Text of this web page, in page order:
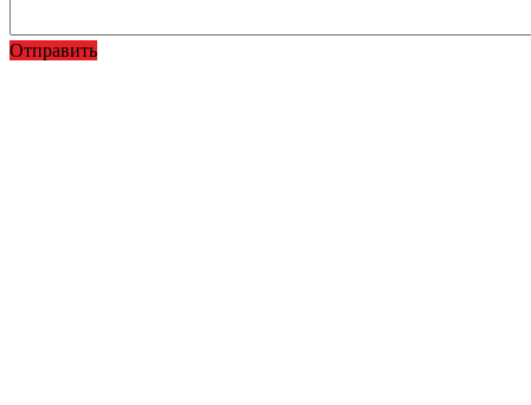
Отправить